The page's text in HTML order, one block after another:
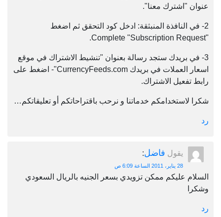
"اشترك معنا".
النافذة المنبثقة: ادخل كود التحقق ثم اضغط
بريدك ستجد رسالة بعنوان "تنشيط الاشتراك في موقع
اسعار العملات في بريدك CurrencyFeeds.com"- اضغط على
الاشتراك.
خدماتنا و نرحب باقتراحاتكم أو تعليقاتكم…
يقول فاضل:
عليكم ممكن تزويدي بسعر الجنيه بالريال السعودي